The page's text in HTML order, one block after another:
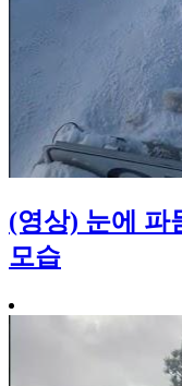
(영상) 눈에 파
모습